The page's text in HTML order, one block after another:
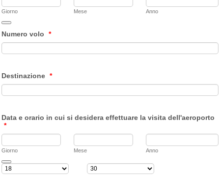
Giorno Mese Anno
Numero volo *
Destinazione *
Data e orario in cui si desidera effettuare la visita dell'aeroporto
*
Giorno Mese Anno
Date Picker Icon